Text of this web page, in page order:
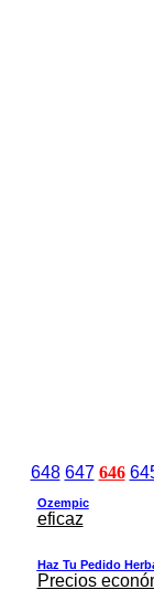
648 647 646
Ozempic
eficaz
Haz Tu Pedido
Precios